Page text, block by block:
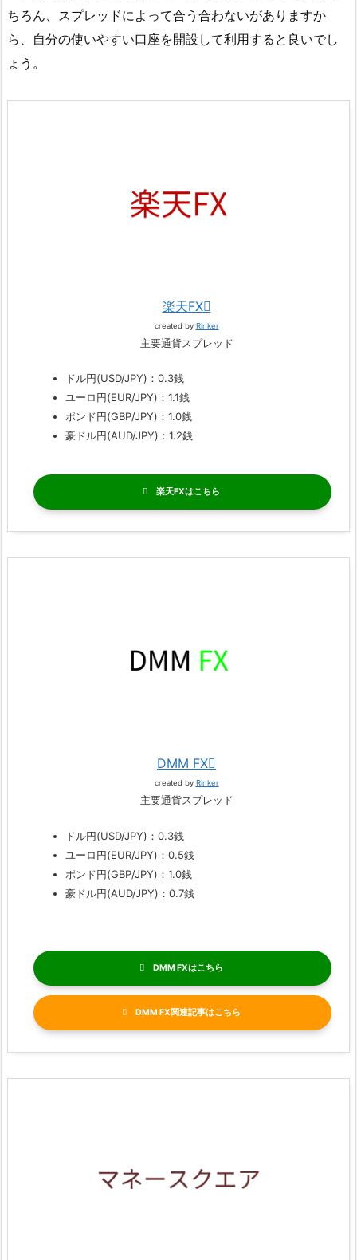
ちろん、スプレッドによって合う合わないがありますか
ら、自分の使いやすい口座を開設して利用すると良いでし
ょう。
楽天FX
created by Rinker
主要通貨スプレッド
ドル円(USD/JPY)：0.3銭
ユーロ円(EUR/JPY)：1.1銭
ポンド円(GBP/JPY)：1.0銭
豪ドル円(AUD/JPY)：1.2銭
楽天FX
DMM FX
created by Rinker
主要通貨スプレッド
ドル円(USD/JPY)：0.3銭
ユーロ円(EUR/JPY)：0.5銭
ポンド円(GBP/JPY)：1.0銭
豪ドル円(AUD/JPY)：0.7銭
DMM FX
DMM FX関連記事